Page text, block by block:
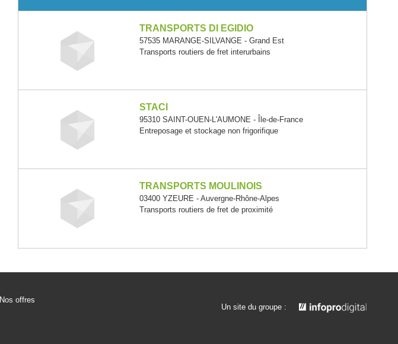
TRANSPORTS DI EGIDIO
57535 MARANGE-SILVANGE - Grand Est
Transports routiers de fret interurbains
STACI
95310 SAINT-OUEN-L'AUMONE - Île-de-France
Entreposage et stockage non frigorifique
TRANSPORTS MOULINOIS
03400 YZEURE - Auvergne-Rhône-Alpes
Transports routiers de fret de proximité
Nos offres
Un site du groupe :